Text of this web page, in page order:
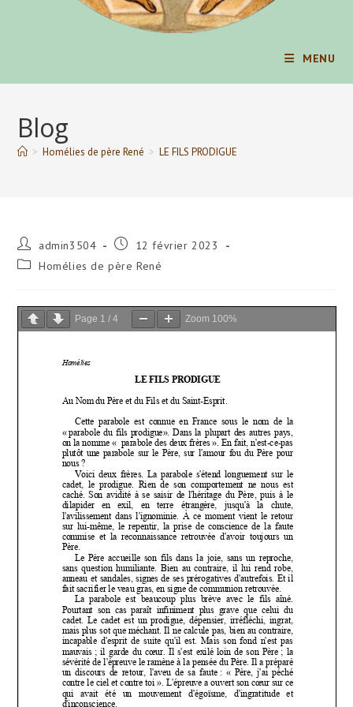
MENU
Blog
> Homélies de père René > LE FILS PRODIGUE
Auteur/autrice
de
la
admin3504
Publication
12 février 2023
Post Homélies de père René
Page 1 /4 Zoom 100%